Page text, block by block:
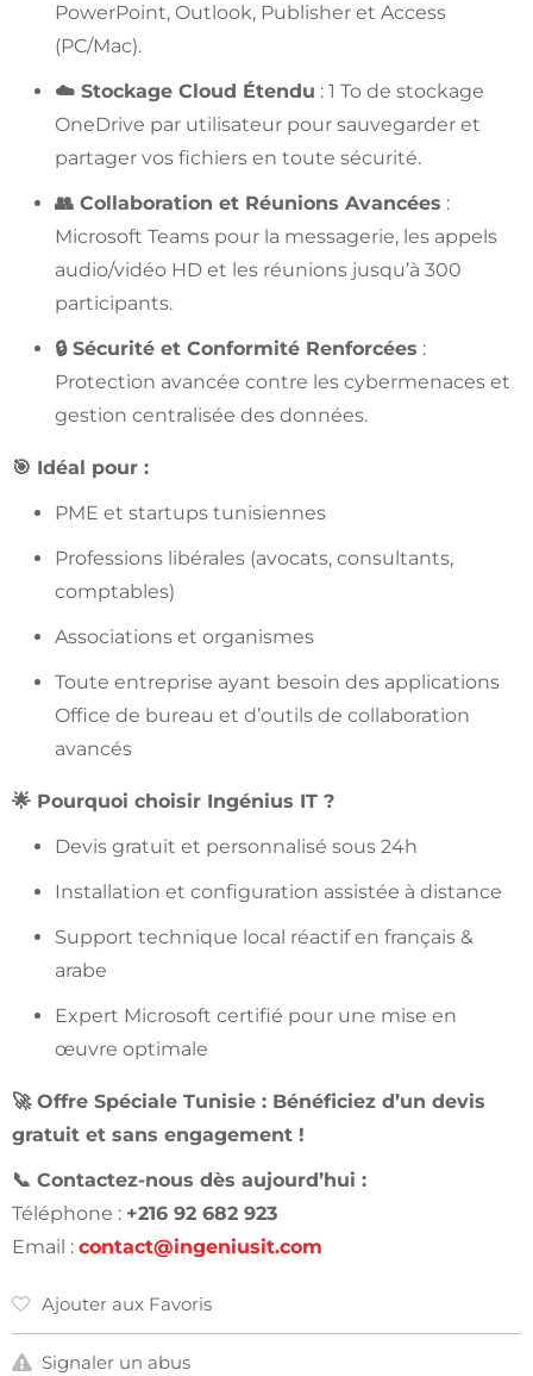
PowerPoint, Outlook, Publisher et Access
(PC/Mac).
☁️ Stockage Cloud Étendu : 1 To de stockage
OneDrive par utilisateur pour sauvegarder et
partager vos fichiers en toute sécurité.
👥 Collaboration et Réunions Avancées :
Microsoft Teams pour la messagerie, les appels
audio/vidéo HD et les réunions jusqu’à 300
participants.
🔒 Sécurité et Conformité Renforcées :
Protection avancée contre les cybermenaces et
gestion centralisée des données.
🎯 Idéal pour :
PME et startups tunisiennes
Professions libérales (avocats, consultants,
comptables)
Associations et organismes
Toute entreprise ayant besoin des applications
Office de bureau et d’outils de collaboration
avancés
🌟 Pourquoi choisir Ingénius IT ?
Devis gratuit et personnalisé sous 24h
Installation et configuration assistée à distance
Support technique local réactif en français &
arabe
Expert Microsoft certifié pour une mise en
œuvre optimale
🚀 Offre Spéciale Tunisie : Bénéficiez d’un devis
gratuit et sans engagement !
📞 Contactez-nous dès aujourd’hui :
Téléphone : +216 92 682 923
Email : contact@ingeniusit.com
Ajouter aux Favoris
Signaler un abus